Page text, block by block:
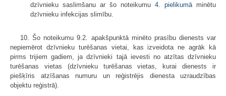
dzīvnieku saslimšanu ar šo noteikumu 4. pielikumāminētu
dzīvnieku infekcijas slimību.
10. Šo noteikumu 9.2. apakšpunktā minēto prasību dienests var
nepiemērot dzīvnieku turēšanas vietai, kas izveidota ne agrāk kā
pirms trijiem gadiem, ja dzīvnieki tajā ievesti no atzītas dzīvnieku
turēšanas vietas (dzīvnieku turēšanas vietas, kurai dienests ir
piešķīris atzīšanas numuru un reģistrējis dienesta uzraudzības
objektu reģistrā).